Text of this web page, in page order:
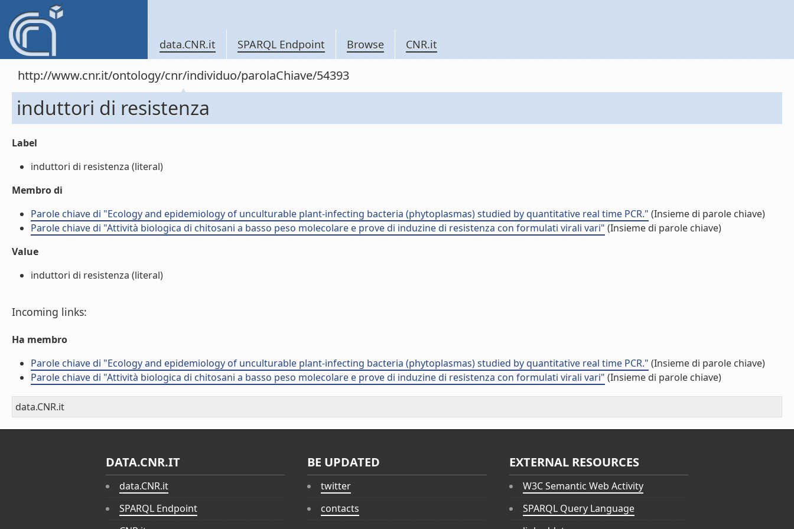
data.CNR.it SPARQL Endpoint Browse CNR.it
http://www.cnr.it/ontology/cnr/individuo/parolaChiave/54393
induttori di resistenza
Label
induttori di resistenza (literal)
Membro di
Parole chiave di "Ecology and epidemiology of unculturable plant-infecting bacteria (phytoplasmas) studied by quantitative real time PCR." (Insieme di parole chiave)
Parole chiave di "Attività biologica di chitosani a basso peso molecolare e prove di induzine di resistenza con formulati virali vari" (Insieme di parole chiave)
Value
induttori di resistenza (literal)
Incoming links:
Ha membro
Parole chiave di "Ecology and epidemiology of unculturable plant-infecting bacteria (phytoplasmas) studied by quantitative real time PCR." (Insieme di parole chiave)
Parole chiave di "Attività biologica di chitosani a basso peso molecolare e prove di induzine di resistenza con formulati virali vari" (Insieme di parole chiave)
data.CNR.it
DATA.CNR.IT
data.CNR.it
SPARQL Endpoint
BE UPDATED
twitter
contacts
EXTERNAL RESOURCES
W3C Semantic Web Activity
SPARQL Query Language